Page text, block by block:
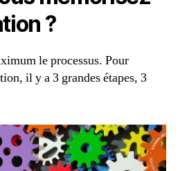
?
le processus. Pour
il y a 3 grandes étapes, 3